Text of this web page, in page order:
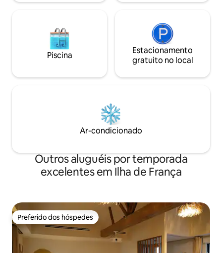
Piscina
Estacionamento
gratuito no local
Ar-condicionado
Outros aluguéis por temporada
excelentes em Ilha de França
Preferido dos hóspedes
Preferido dos hóspedes